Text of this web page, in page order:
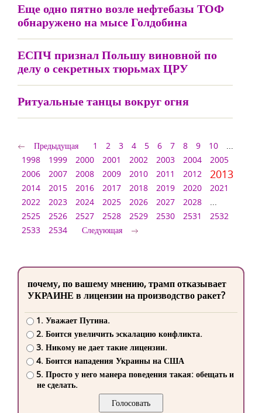
Еще одно пятно возле нефтебазы ТОФ
обнаружено на мысе Голдобина
ЕСПЧ признал Польшу виновной по
делу о секретных тюрьмах ЦРУ
Ритуальные танцы вокруг огня
Предыдущая 1 2 3 4 5 6 7 8 9 10
...
1998
1999 2000 2001 2002 2003 2004
2005
2006
2007 2008 2009 2010 2011 2012 2013
2014 2015 2016 2017 2018 2019 2020
2021
2022
2023 2024 2025 2026 2027 2028
...
2525
2526 2527 2528 2529 2530 2531
2532
2533
2534 Следующая
почему, по вашему мнению, трамп отказывает
УКРАИНЕ в лицензии на производство ракет?
1. Уважает Путина.
2. Боится увеличить эскалацию конфликта.
3. Никому не дает такие лицензии.
4. Боится нападения Украины на США
5. Просто у него манера поведения такая: обещать и
не сделать.